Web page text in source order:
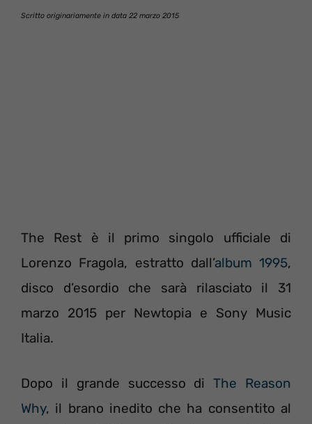
Scritto originariamente in data 22 marzo 2015
The Rest è il primo singolo ufficiale di
Lorenzo Fragola, estratto dall’album 1995,
disco d’esordio che sarà rilasciato il 31
marzo 2015 per Newtopia e Sony Music
Italia.
Dopo il grande successo diThe Reason
Why, il brano inedito che ha consentito al